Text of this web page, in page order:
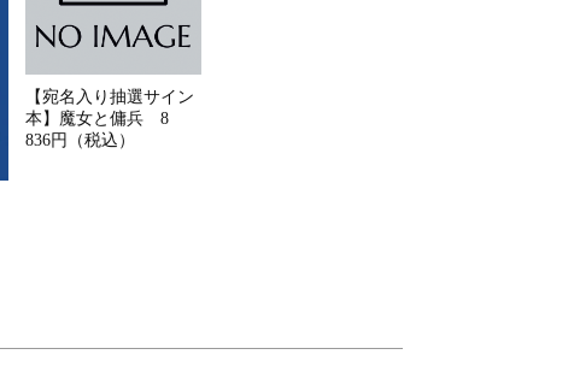
【宛名入り抽選サイン
本】魔女と傭兵 8
836円（税込）